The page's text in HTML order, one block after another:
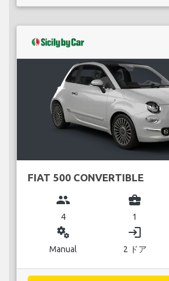
FIAT 500 CONVERTIBLE
group
4
business_center
1
miscellaneous_services
Manual
login
2 ドア